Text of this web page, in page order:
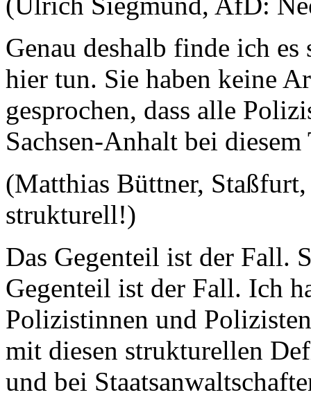
Genau deshalb finde ich
hier tun. Sie haben keine
gesprochen, dass alle
Sachsen-Anhalt bei
(Matthias Büttner,
strukturell!)
Das Gegenteil ist der Fall.
Gegenteil ist der Fall. Ich
Polizistinnen und
mit diesen strukturellen
und bei